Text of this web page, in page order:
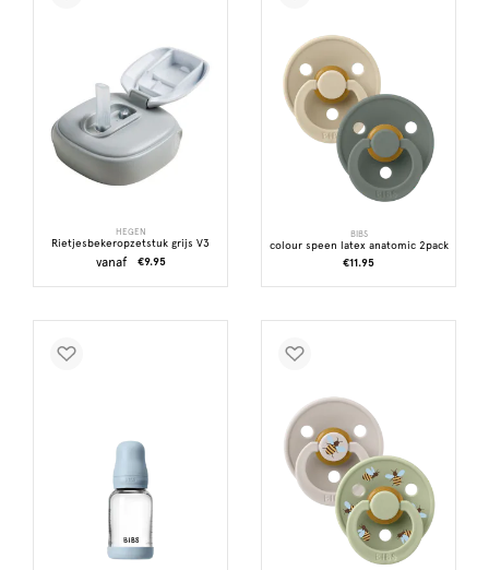
HEGEN
Rietjesbekeropzetstuk grijs V3
vanaf €9.95
BIBS
colour speen latex anatomic 2pack
€11.95